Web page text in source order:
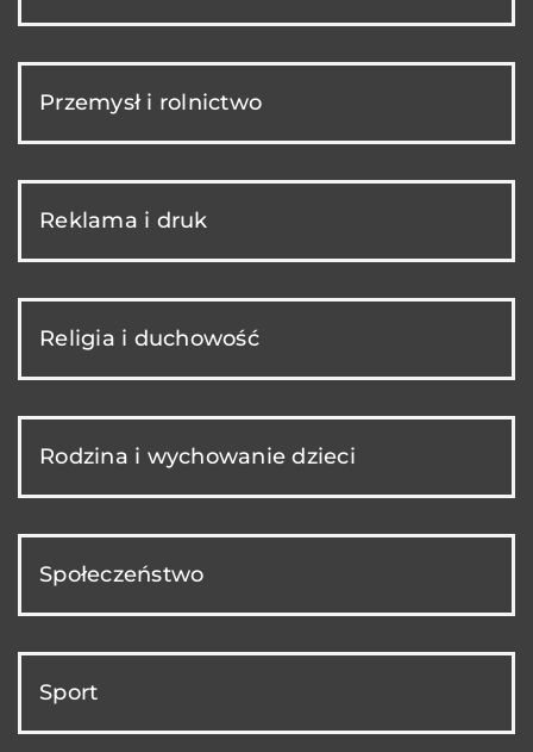
Przemysł i rolnictwo
Reklama i druk
Religia i duchowość
Rodzina i wychowanie dzieci
Społeczeństwo
Sport